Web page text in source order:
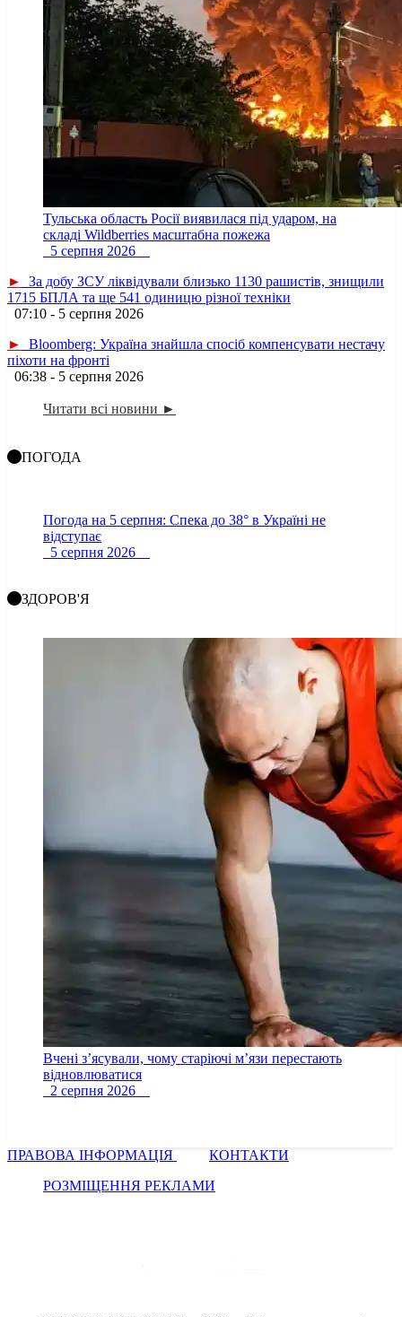
Тульська область Росії виявилася під ударом, на
складі Wildberries масштабна пожежа
5 серпня 2026
►
За добу ЗСУ ліквідували близько 1130 рашистів, знищили
1715 БПЛА та ще 541 одиницю різної техніки
07:10 - 5 серпня 2026
►
Bloomberg: Україна знайшла спосіб компенсувати нестачу
піхоти на фронті
06:38 - 5 серпня 2026
Читати всі новини ►
ПОГОДА
Погода на 5 серпня: Спека до 38° в Україні не
відступає
5 серпня 2026
ЗДОРОВ'Я
Вчені з’ясували, чому старіючі м’язи перестають
відновлюватися
2 серпня 2026
ПРАВОВА ІНФОРМАЦІЯ
КОНТАКТИ
РОЗМІЩЕННЯ РЕКЛАМИ